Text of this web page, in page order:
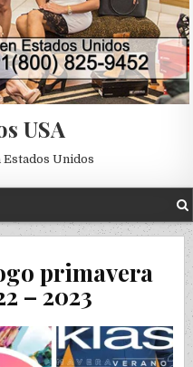
USA
Unidos
primavera
– 2023